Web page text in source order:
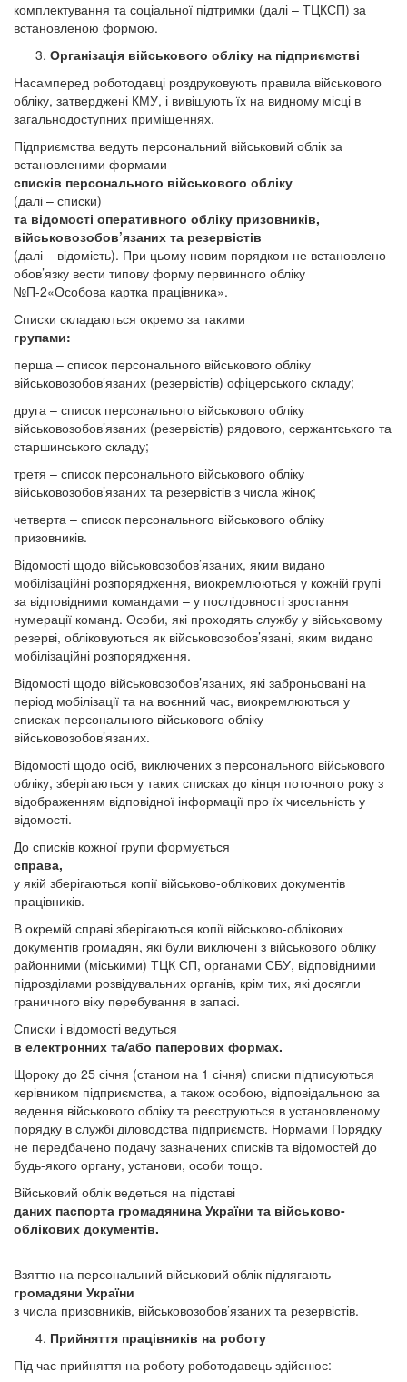
комплектування та соціальної підтримки (далі – ТЦКСП) за
встановленою формою.
Організація військового обліку на підприємстві
Насамперед роботодавці роздруковують правила військового
обліку, затверджені КМУ, і вивішують їх на видному місці в
загальнодоступних приміщеннях.
Підприємства ведуть персональний військовий облік за
встановленими формами
списків персонального військового обліку
(далі – списки)
та відомості оперативного обліку призовників,
військовозобов’язаних та резервістів
(далі – відомість). При цьому новим порядком не встановлено
обов’язку вести типову форму первинного обліку
№П-2«Особова картка працівника».
Списки складаються окремо за такими
групами:
перша – список персонального військового обліку
військовозобов’язаних (резервістів) офіцерського складу;
друга – список персонального військового обліку
військовозобов’язаних (резервістів) рядового, сержантського та
старшинського складу;
третя – список персонального військового обліку
військовозобов’язаних та резервістів з числа жінок;
четверта – список персонального військового обліку
призовників.
Відомості щодо військовозобов’язаних, яким видано
мобілізаційні розпорядження, виокремлюються у кожній групі
за відповідними командами – у послідовності зростання
нумерації команд. Особи, які проходять службу у військовому
резерві, обліковуються як військовозобов’язані, яким видано
мобілізаційні розпорядження.
Відомості щодо військовозобов’язаних, які заброньовані на
період мобілізації та на воєнний час, виокремлюються у
списках персонального військового обліку
військовозобов’язаних.
Відомості щодо осіб, виключених з персонального військового
обліку, зберігаються у таких списках до кінця поточного року з
відображенням відповідної інформації про їх чисельність у
відомості.
До списків кожної групи формується
справа,
у якій зберігаються копії військово-облікових документів
працівників.
В окремій справі зберігаються копії військово-облікових
документів громадян, які були виключені з військового обліку
районними (міськими) ТЦК СП, органами СБУ, відповідними
підрозділами розвідувальних органів, крім тих, які досягли
граничного віку перебування в запасі.
Списки і відомості ведуться
в електронних та/або паперових формах.
Щороку до 25 січня (станом на 1 січня) списки підписуються
керівником підприємства, а також особою, відповідальною за
ведення військового обліку та реєструються в установленому
порядку в службі діловодства підприємств. Нормами Порядку
не передбачено подачу зазначених списків та відомостей до
будь-якого органу, установи, особи тощо.
Військовий облік ведеться на підставі
даних паспорта громадянина України та військово-
облікових документів.
Взяттю на персональний військовий облік підлягають
громадяни України
з числа призовників, військовозобов’язаних та резервістів.
Прийняття працівників на роботу
Під час прийняття на роботу роботодавець здійснює: